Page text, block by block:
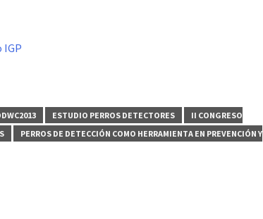
IGP
ESTUDIO PERROS DETECTORES
II CONGRESO
PERROS DE DETECCIÓN COMO HERRAMIENTA EN PREVENCIÓN Y